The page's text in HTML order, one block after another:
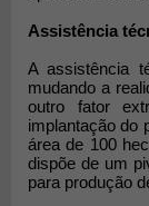
Assistência
A assistência
mudando a
outro fator
implantação do
área de 100
dispõe de um
para produção